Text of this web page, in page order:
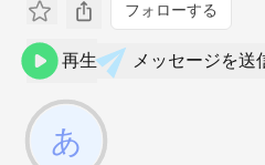
フォローする
再生 メッセージを送